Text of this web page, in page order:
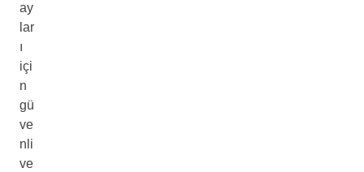
ay
lar
ı
içi
n
gü
ve
nli
ve